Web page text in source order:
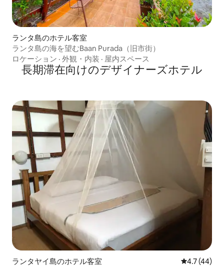
ランタ島のホテル客室
ランタ島の海を望むBaan Purada（旧市街）
ロケーション · 外観・内装 · 屋内スペース
長期滞在向⁠け⁠のデ⁠ザ⁠イ⁠ナ⁠ー⁠ズホ⁠テ⁠ル
ランタヤイ島のホテル客室 レビュー44
4.7 (44)